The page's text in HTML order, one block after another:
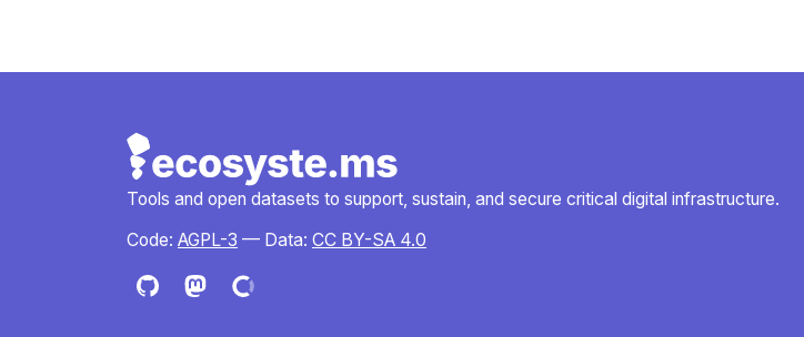
Tools and open datasets to support, sustain, and secure critical digital infrastructure.
Code: AGPL-3 — Data: CC BY-SA 4.0